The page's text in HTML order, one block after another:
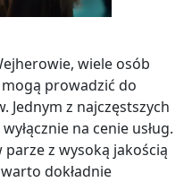
wiele osób
mogą prowadzić do
Jednym z najczęstszych
na cenie usług.
parze z wysoką jakością
dokładnie